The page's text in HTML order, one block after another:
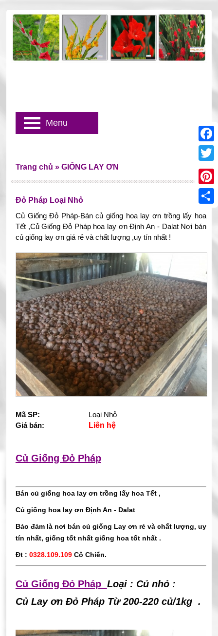
Đỏ Pháp Loại Nhỏ
Củ Giống Đỏ Pháp-Bán củ giống hoa lay ơn trồng lấy hoa
Tết ,Củ Giống Đỏ Pháp hoa lay ơn Định An - Dalat Nơi bán
củ giống lay ơn giá rẻ và chất lượng ,uy tín nhất !
Mã SP:
Loại Nhỏ
Giá bán:
Liên hệ
Củ Giống Đỏ Pháp
Bán củ giống hoa lay ơn trồng lấy hoa Tết ,
Củ giống hoa lay ơn Định An - Dalat
Bảo đảm là nơi bán củ giống Lay ơn rẻ và chất lượng, uy
tín nhất, giống tốt nhất giống hoa tốt nhất .
Đt : 0328.109.109Cô Chiến.
Củ Giống Đỏ Pháp Loại : Củ nhỏ :
Củ Lay ơn Đỏ Pháp Từ 200-220 củ/1kg .
Trang chủ » GIỐNG LAY ƠN
Menu
Twitter